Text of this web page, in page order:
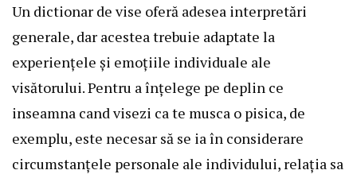
Un dictionar de vise oferă adesea interpretări
generale, dar acestea trebuie adaptate la
experiențele și emoțiile individuale ale
visătorului. Pentru a înțelege pe deplin ce
inseamna cand visezi ca te musca o pisica, de
exemplu, este necesar să se ia în considerare
circumstanțele personale ale individului, relația sa